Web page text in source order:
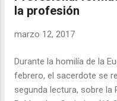
Juntas de Propietarios...
cabe que todos, en
empleados/
nosotros y que estén lo
la profesión
marzo 12, 2017
Durante la homilía de la
febrero, el sacerdote se
segunda lectura, sobre la